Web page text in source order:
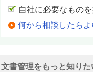
自社に必要なもの
何から相談したら
文書管理をもっと知りた